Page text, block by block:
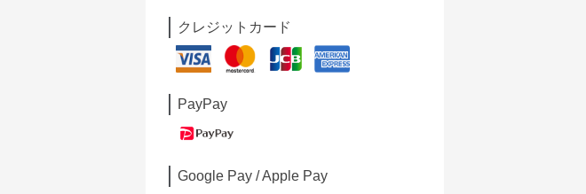
クレジットカード
PayPay
Google Pay / Apple Pay